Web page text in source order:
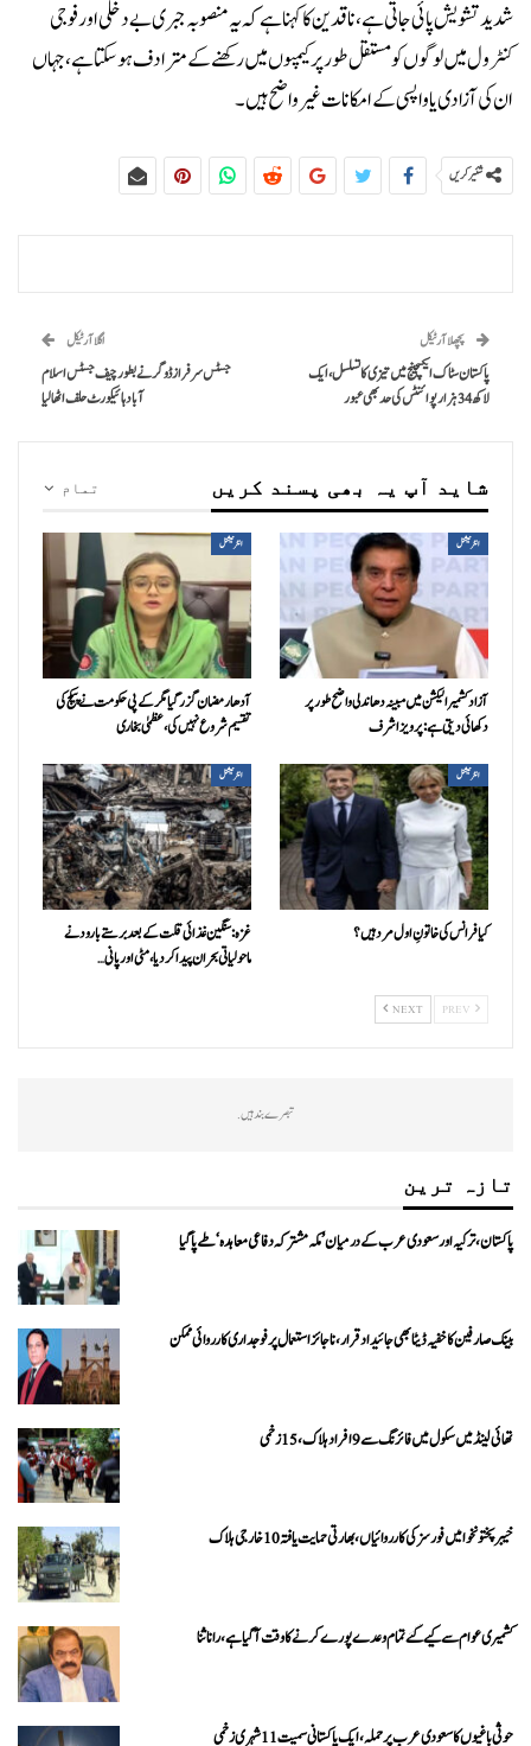
شدید تشویش پائی جاتی ہے، ناقدین کا کہنا ہے کہ یہ منصوبہ جبری بے دخلی اور فوجی
کنٹرول میں لوگوں کو مستقل طور پر کیمپوں میں رکھنے کے مترادف ہو سکتا ہے، جہاں
ان کی آزادی یا واپسی کے امکانات غیر واضح ہیں۔
شئیر کریں
پچھلا آرٹیکل
پاکستان سٹاک ایکسچینج میں تیزی کا تسلسل، ایک
لاکھ 34 ہزار پوائنٹس کی حد بھی عبور
اگلا آرٹیکل
جسٹس سرفراز ڈوگر نے بطور چیف جسٹس اسلام
آباد ہائیکورٹ حلف اٹھا لیا
تمام شاید آپ یہ بھی پسند کریں
انٹرنیشنل
آزاد کشمیر الیکشن میں مبینہ دھاندلی واضح طور پر
دکھائی دیتی ہے: پرویز اشرف
انٹرنیشنل
آدھا رمضان گزر گیا مگر کے پی حکومت نے پیکج کی
تقسیم شروع نہیں کی، عظمیٰ بخاری
انٹرنیشنل
کیا فرانس کی خاتونِ اول مرد ہیں؟
انٹرنیشنل
غزہ: سنگین غذائی قلت کے بعد برستے بارود نے
ماحولیاتی بحران پیدا کردیا، مٹی اور پانی…
NEXT
تبصرے بند ہیں.
تازہ ترین
پاکستان، ترکیہ اور سعودی عرب کے درمیان ’مکہ مشترکہ دفاعی معاہدہ‘ طے پا گیا
بینک صارفین کا خفیہ ڈیٹا بھی جائیداد قرار، ناجائز استعمال پر فوجداری کارروائی ممکن
تھائی لینڈ میں سکول میں فائرنگ سے 9 افراد ہلاک، 15 زخمی
خیبرپختونخوا میں فورسز کی کارروائیاں، بھارتی حمایت یافتہ 10 خارجی ہلاک
کشمیری عوام سے کیے گئے تمام وعدے پورے کرنے کا وقت آ گیا ہے، رانا ثنا
حوثی باغیوں کا سعودی عرب پر حملہ، ایک پاکستانی سمیت 11 شہری زخمی